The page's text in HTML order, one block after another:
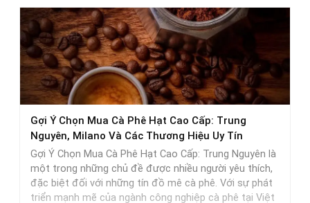
mùi
ô
tô
tốt
nhất:
Lời
khuyên
lựa
chọn
Gợi Ý Chọn Mua Cà Phê Hạt Cao Cấp: Trung
Nguyên, Milano Và Các Thương Hiệu Uy Tín
Gợi Ý Chọn Mua Cà Phê Hạt Cao Cấp: Trung Nguyên là
một trong những chủ đề được nhiều người yêu thích,
đặc biệt đối với những tín đồ mê cà phê. Với sự phát
triển mạnh mẽ của ngành công nghiệp cà phê tại Việt